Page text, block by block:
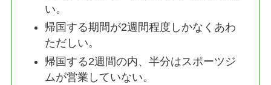
い。
帰国する期間が2週間程度しかなくあわ
ただしい。
帰国する2週間の内、半分はスポーツジ
ムが営業していない。